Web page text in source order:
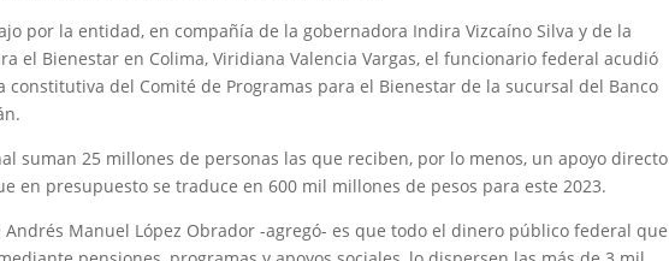
por la entidad, en compañía de la gobernadora Indira Vizcaíno Silva y de la
el Bienestar en Colima, Viridiana Valencia Vargas, el funcionario federal acudió
constitutiva del Comité de Programas para el Bienestar de la sucursal del Banco
suman 25 millones de personas las que reciben, por lo menos, un apoyo directo
en presupuesto se traduce en 600 mil millones de pesos para este 2023.
Manuel López Obrador -agregó- es que todo el dinero público federal que